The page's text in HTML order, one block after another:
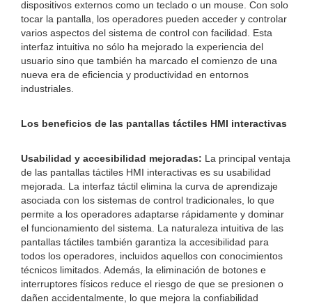
dispositivos externos como un teclado o un mouse. Con solo
tocar la pantalla, los operadores pueden acceder y controlar
varios aspectos del sistema de control con facilidad. Esta
interfaz intuitiva no sólo ha mejorado la experiencia del
usuario sino que también ha marcado el comienzo de una
nueva era de eficiencia y productividad en entornos
industriales.
Los beneficios de las pantallas táctiles HMI interactivas
Usabilidad y accesibilidad mejoradas: La principal ventaja
de las pantallas táctiles HMI interactivas es su usabilidad
mejorada. La interfaz táctil elimina la curva de aprendizaje
asociada con los sistemas de control tradicionales, lo que
permite a los operadores adaptarse rápidamente y dominar
el funcionamiento del sistema. La naturaleza intuitiva de las
pantallas táctiles también garantiza la accesibilidad para
todos los operadores, incluidos aquellos con conocimientos
técnicos limitados. Además, la eliminación de botones e
interruptores físicos reduce el riesgo de que se presionen o
dañen accidentalmente, lo que mejora la confiabilidad